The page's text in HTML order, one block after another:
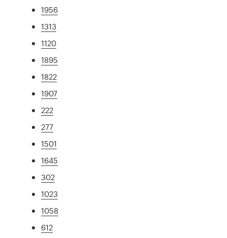
1956
1313
1120
1895
1822
1907
222
277
1501
1645
302
1023
1058
612